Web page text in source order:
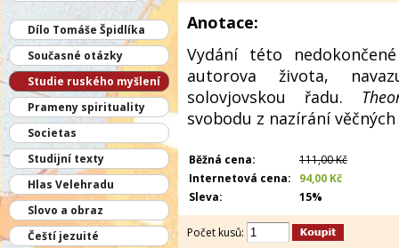
Dílo Tomáše Špidlíka
Současné otázky
Studie ruského myšlení
Prameny spirituality
Societas
Studijní texty
Hlas Velehradu
Slovo a obraz
Čeští jezuité
Anotace:
Vydání této
autorova života,
solovjovskou řadu.
svobodu z nazírání
Běžná cena:
111,00 Kč
Internetová cena:
94,00 Kč
Sleva:
15%
Počet kusů: